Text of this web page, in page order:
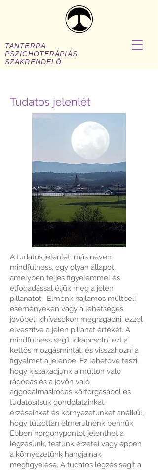
TANTERRA
PSZICHOTERÁPIÁS
SZAKRENDELŐ
Tudatos jelenlét
A tudatos jelenlét, más néven
mindfulness, egy olyan állapot,
amelyben teljes figyelemmel és
elfogadással éljük meg a jelen
pillanatot. Elménk hajlamos múltbeli
eseményeken vagy a lehetséges
jövőbeli kihívásokon megragadni, ezzel
elveszítve a jelen pillanat értékét. A
mindfulness segít kikapcsolni ezt a
kettős mozgásmintát, és visszahozni a
figyelmet a jelenbe. Ez lehetővé teszi,
hogy kiszakadjunk a múlton való
rágódás és a jövőn való
aggodalmaskodás körforgásából és
tudatosítsuk gondolatainkat,
érzéseinket és környezetünket anélkül,
hogy túlzottan elmerülnénk bennük.
Ebben horgonypontot jelenthet a
légzésünk, testünk érzetei vagy éppen
a környezetünk hangjainak
megfigyelése. A tudatos légzés segít a